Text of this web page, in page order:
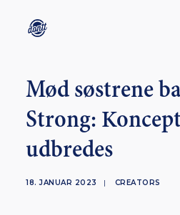
CONTACT
ABOUT
ENGLISH
Mød søstrene
Strong:
udbredes
18. JANUAR 2023 | CREATORS